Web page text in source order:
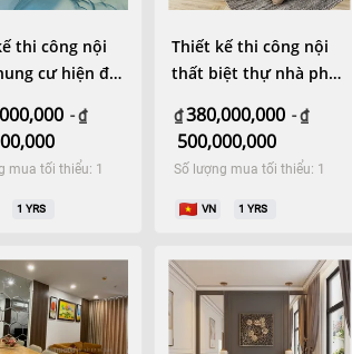
thi công nội
cư hiện đại
-₫
mua tối thiểu: 1
1YRS
Thiết kế thi công nội
thất biệt thự nhà phố
₫380,000,000 -₫
500,000,000
Số lượng mua tối thiểu: 1
VN 1YRS